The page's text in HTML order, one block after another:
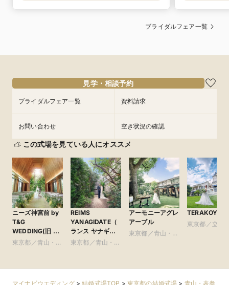
ブライダルフェア一覧
見学・相談予約
ブライダルフェア一覧 資料請求
お問い合わせ 空き状況の確認
この式場を見ている人にオススメ
ニーズ神宮前 by
T&G
WEDDING(旧 ア
ルモニーソルーナ
東京都／青山・表
REIMS
YANAGIDATE（
ランス ヤナギダ
テ）
東京都／青山・表
アーモニーアグレ
アーブル
東京都／青山・表
TERAKOYA
東京都／立川
マイナビウエディング>結婚式場TOP > 東京都の結婚式場 > 青山・表参